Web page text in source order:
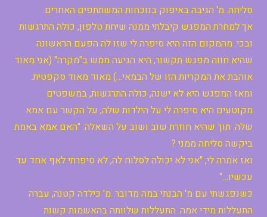
סליחה. מ' הגיבה באיפוק בנוכחות המשתתפים האחרים.
אך למחרת המפגש קיבלתי ממנה שיחת טלפון, כולה התרגשות
ובכי. מהמקום הזה היא סיפרה לי שזו לה הפעם הראשונה
שהיא חווה מפגש תקשור, היא הגיעה ממש ב"מקרה" (אני מאוד
אוהבת את המקריות הזו של הבמאי…) מאוד מאוד סקפטית.
ומאז המפגש היא לא ישנה, כולה התרגשות, במשפטים
מקוטעים היא סיפרה לי על הילדות שלה, על הקשר עם אמא
שלה. תוך שהיא חוזרת שוב ושוב על השאלה: "האם אמא באמת
ביקשה סליחה ממני ?
ואז אמרה לי, "אני לא יכולה לסלוח לה, לא סיפרתי לאף אחד עד
עכשיו…"
כשנפגשתי עם מ' הבנתי במה מדובר. מ' כילדה קטנה, עברה
התעללות מידי אמה. התעללות שלוותה בהאשמות קשות